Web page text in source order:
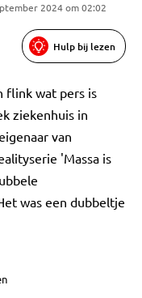
2024 om 02:02
Hulp bij lezen
flink wat pers is
ziekenhuis in
van
'Massa is
was een dubbeltje